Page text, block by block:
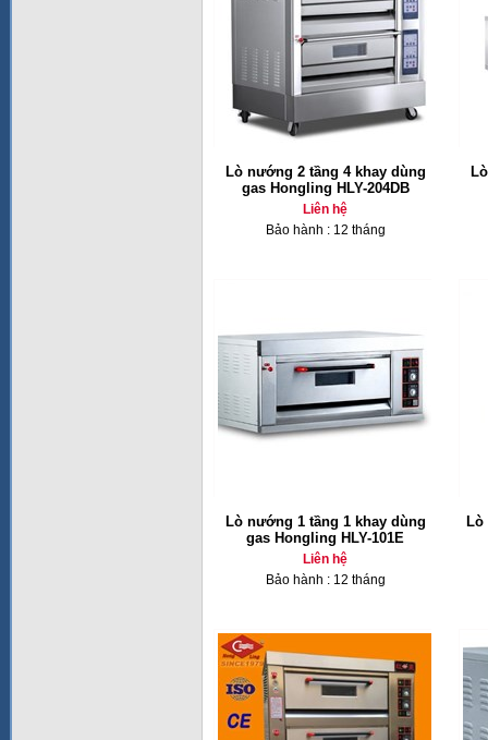
Lò nướng 2 tầng 4 khay dùng
gas Hongling HLY-204DB
Liên hệ
Bảo hành : 12 tháng
Lò nướng 1 tầng 1 khay dùng
gas Hongling HLY-101E
Liên hệ
Bảo hành : 12 tháng